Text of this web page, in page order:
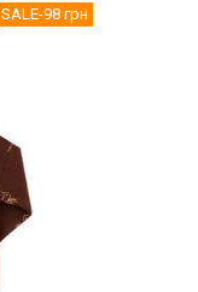
SALE-98 грн